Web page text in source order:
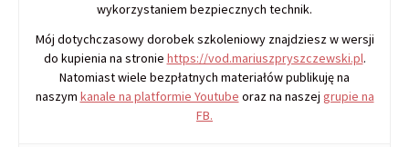
wykorzystaniem bezpiecznych technik.
Mój dotychczasowy dorobek szkoleniowy znajdziesz w wersji
do kupienia na stronie https://vod.mariuszpryszczewski.pl.
Natomiast wiele bezpłatnych materiałów publikuję na
naszym kanale na platformie Youtube oraz na naszej grupie na
FB.